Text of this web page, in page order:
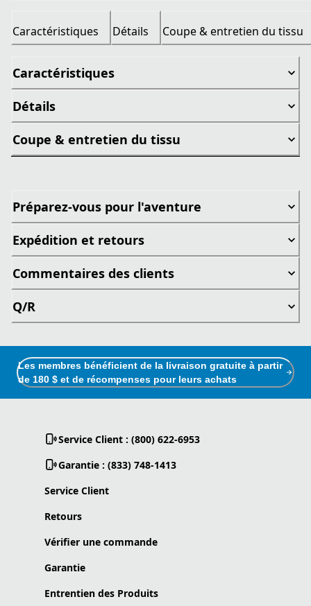
Caractéristiques Détails Coupe & entretien du tissu
Caractéristiques
Détails
Coupe & entretien du tissu
Préparez-vous pour l'aventure
Expédition et retours
Commentaires des clients
Q/R
Les membres bénéficient de la livraison gratuite à partir
de 180 $ et de récompenses pour leurs achats
Service Client : (800) 622-6953
Garantie : (833) 748-1413
Service Client
Retours
Vérifier une commande
Garantie
Entrentien des Produits